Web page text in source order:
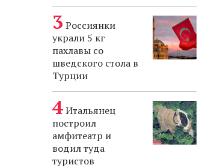
Россиянки
украли 5 кг
пахлавы со
шведского стола в
Турции
Итальянец
построил
амфитеатр и
водил туда
туристов